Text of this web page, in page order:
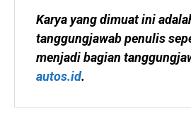
Karya yang dimuat ini
tanggungjawab penulis
autos.id.